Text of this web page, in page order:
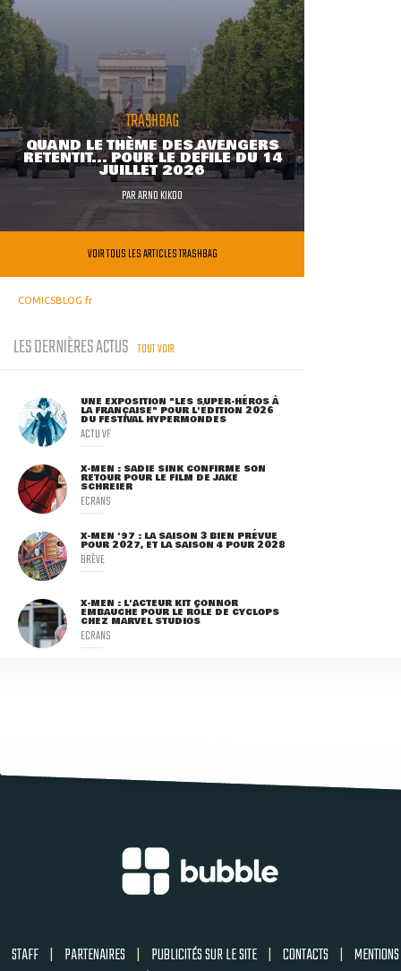
TRASHBAG
QUAND LE THÈME DES AVENGERS
RETENTIT... POUR LE DÉFILÉ DU 14
JUILLET 2026
PARARNO KIKOO
VOIR TOUS LES ARTICLES TRASHBAG
COMICSBLOG.fr
LES DERNIÈRES ACTUS TOUT VOIR
UNE EXPOSITION "LES SUPER-HÉROS À
LA FRANÇAISE" POUR L'ÉDITION 2026
DU FESTIVAL HYPERMONDES
ACTU VF
X-MEN : SADIE SINK CONFIRME SON
RETOUR POUR LE FILM DE JAKE
SCHREIER
ECRANS
X-MEN '97 : LA SAISON 3 BIEN PRÉVUE
POUR 2027, ET LA SAISON 4 POUR 2028
BRÈVE
X-MEN : L'ACTEUR KIT CONNOR
EMBAUCHÉ POUR LE RÔLE DE CYCLOPS
CHEZ MARVEL STUDIOS
ECRANS
STAFF | PARTENAIRES | PUBLICITÉS SUR LE SITE | CONTACTS | MENTIONS